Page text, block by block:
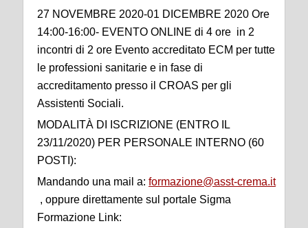
27 NOVEMBRE 2020-01 DICEMBRE 2020 Ore
14:00-16:00- EVENTO ONLINE di 4 ore in 2
incontri di 2 ore Evento accreditato ECM per tutte
le professioni sanitarie e in fase di
accreditamento presso il CROAS per gli
Assistenti Sociali.
MODALITÀ DI ISCRIZIONE (ENTRO IL
23/11/2020) PER PERSONALE INTERNO (60
POSTI):
Mandando una mail a: formazione@asst-crema.it
, oppure direttamente sul portale Sigma
Formazione Link: